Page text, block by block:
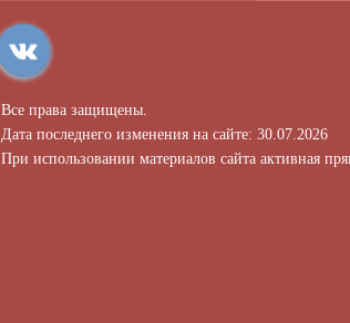
Все права защищены.
Дата последнего изменения на сайте: 30.07.2026
При использовании материалов сайта активная